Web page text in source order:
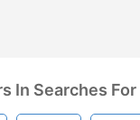
In Searches For